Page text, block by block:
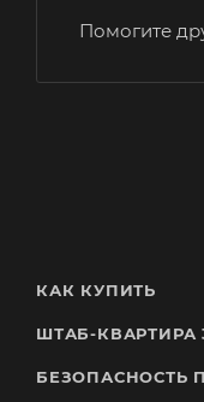
Помогите
КАК КУПИТЬ
ШТАБ-КВАРТИРА
БЕЗОПАСНОСТЬ